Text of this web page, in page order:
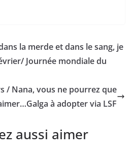
la merde et dans le sang, je
Journée mondiale du
/ Nana, vous ne pourrez que
à adopter via LSF
aussi aimer